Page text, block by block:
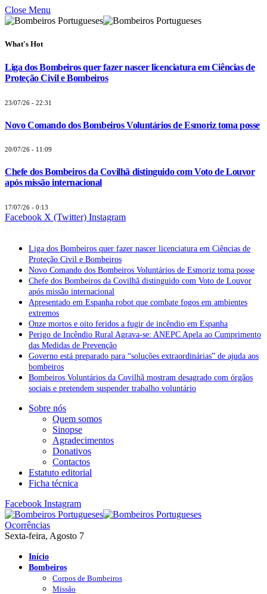
Close Menu
What's Hot
Liga dos Bombeiros quer fazer nascer licenciatura em Ciências de
Proteção Civil e Bombeiros
23/07/26 - 22:31
Novo Comando dos Bombeiros Voluntários de Esmoriz toma posse
20/07/26 - 11:09
Chefe dos Bombeiros da Covilhã distinguido com Voto de Louvor
após missão internacional
17/07/26 - 0:13
Facebook X (Twitter) Instagram
Liga dos Bombeiros quer fazer nascer licenciatura em Ciências de
Proteção Civil e Bombeiros
Novo Comando dos Bombeiros Voluntários de Esmoriz toma posse
Chefe dos Bombeiros da Covilhã distinguido com Voto de Louvor
após missão internacional
Apresentado em Espanha robot que combate fogos em ambientes
extremos
Onze mortos e oito feridos a fugir de incêndio em Espanha
Perigo de Incêndio Rural Agrava-se: ANEPC Apela ao Cumprimento
das Medidas de Prevenção
Governo está preparado para “soluções extraordinárias” de ajuda aos
bombeiros
Bombeiros Voluntários da Covilhã mostram desagrado com órgãos
sociais e pretendem suspender trabalho voluntário
Sobre nós
Quem somos
Sinopse
Agradecimentos
Donativos
Contactos
Estatuto editorial
Ficha técnica
Facebook Instagram
Ocorrências
Sexta-feira, Agosto 7
Início
Bombeiros
Corpos de Bombeiros
Missão